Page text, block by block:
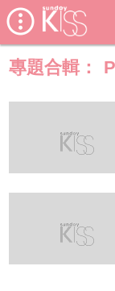
專題合輯：